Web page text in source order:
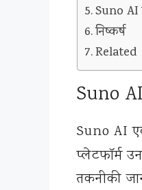
Suno AI
निष्कर्ष
Related
Suno
Suno AI
प्लेटफॉर्म
तकनीकी